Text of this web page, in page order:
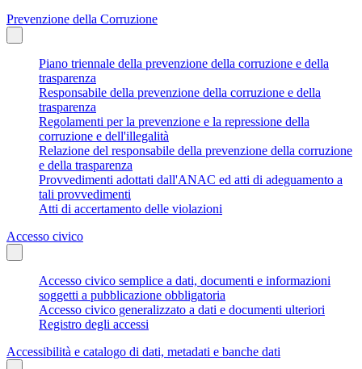
Prevenzione della Corruzione
Piano triennale della prevenzione della corruzione e della
trasparenza
Responsabile della prevenzione della corruzione e della
trasparenza
Regolamenti per la prevenzione e la repressione della
corruzione e dell'illegalità
Relazione del responsabile della prevenzione della corruzione
e della trasparenza
Provvedimenti adottati dall'ANAC ed atti di adeguamento a
tali provvedimenti
Atti di accertamento delle violazioni
Accesso civico
Accesso civico semplice a dati, documenti e informazioni
soggetti a pubblicazione obbligatoria
Accesso civico generalizzato a dati e documenti ulteriori
Registro degli accessi
Accessibilità e catalogo di dati, metadati e banche dati